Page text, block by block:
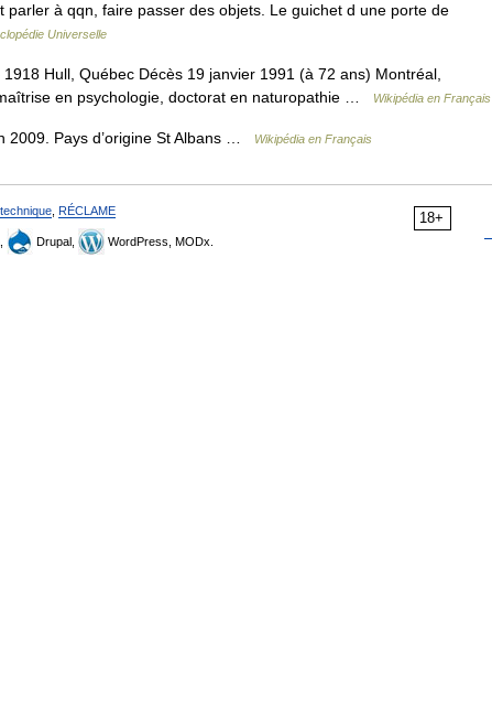
à qqn, faire passer des objets. Le guichet d une porte de
Universelle
Hull, Québec Décès 19 janvier 1991 (à 72 ans) Montréal,
en psychologie, doctorat en naturopathie …
Wikipédia en Français
Pays d’origine St Albans … Wikipédia en Français
18+
RÉCLAME
Drupal, WordPress, MODx.